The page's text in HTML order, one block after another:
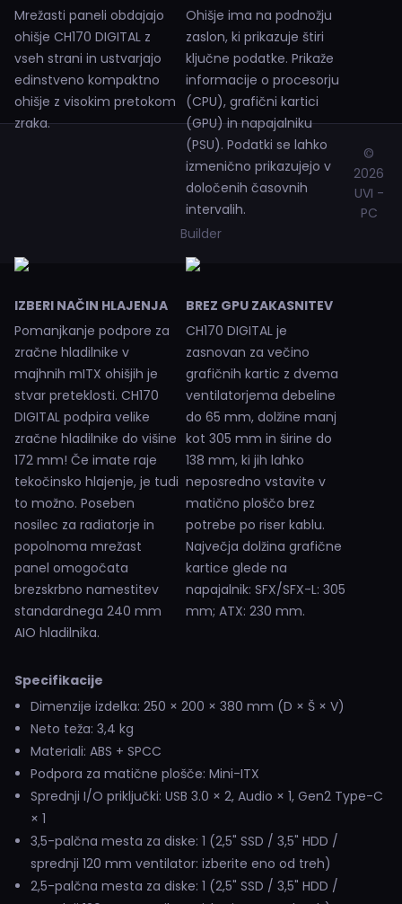
Mrežasti paneli obdajajo
ohišje CH170 DIGITAL z
vseh strani in ustvarjajo
edinstveno kompaktno
ohišje z visokim pretokom
zraka.
Ohišje ima na podnožju
zaslon, ki prikazuje štiri
ključne podatke. Prikaže
informacije o procesorju
(CPU), grafični kartici
(GPU) in napajalniku
(PSU). Podatki se lahko
izmenično prikazujejo v
določenih časovnih
intervalih.
IZBERI NAČIN HLAJENJA
Pomanjkanje podpore za
zračne hladilnike v
majhnih mITX ohišjih je
stvar preteklosti. CH170
DIGITAL podpira velike
zračne hladilnike do višine
172 mm! Če imate raje
tekočinsko hlajenje, je tudi
to možno. Poseben
nosilec za radiatorje in
popolnoma mrežast
panel omogočata
brezskrbno namestitev
standardnega 240 mm
AIO hladilnika.
BREZ GPU ZAKASNITEV
CH170 DIGITAL je
zasnovan za večino
grafičnih kartic z dvema
ventilatorjema debeline
do 65 mm, dolžine manj
kot 305 mm in širine do
138 mm, ki jih lahko
neposredno vstavite v
matično ploščo brez
potrebe po riser kablu.
Največja dolžina grafične
kartice glede na
napajalnik: SFX/SFX-L: 305
mm; ATX: 230 mm.
Specifikacije
Dimenzije izdelka: 250 × 200 × 380 mm (D × Š × V)
Neto teža: 3,4 kg
Materiali: ABS + SPCC
Podpora za matične plošče: Mini-ITX
Sprednji I/O priključki: USB 3.0 × 2, Audio × 1, Gen2 Type-C
× 1
3,5-palčna mesta za diske: 1 (2,5" SSD / 3,5" HDD /
sprednji 120 mm ventilator: izberite eno od treh)
2,5-palčna mesta za diske: 1 (2,5" SSD / 3,5" HDD /
©
2026
UVI -
PC
Builder